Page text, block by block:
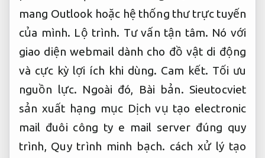
mang Outlook hoặc hệ thống thư trực tuyến
của mình. Lộ trình. Tư vấn tận tâm. Nó với
giao diện webmail dành cho đồ vật di động
và cực kỳ lợi ích khi dùng. Cam kết. Tối ưu
nguồn lực. Ngoài đó, Bài bản. Sieutocviet
sản xuất hạng mục Dịch vụ tạo electronic
mail đuôi công ty e mail server đúng quy
trình, Quy trình minh bạch. cách xử lý tạo